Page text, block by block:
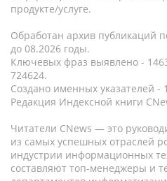
продукте/услуге.
Обработан архив публикаций
до 08.2026 годы.
Ключевых фраз выявлено -
724624.
Создано именных указателей -
Редакция Индексной книги
Читатели CNews — это
из самых успешных отраслей
индустрии информационных
составляют топ-менеджеры и